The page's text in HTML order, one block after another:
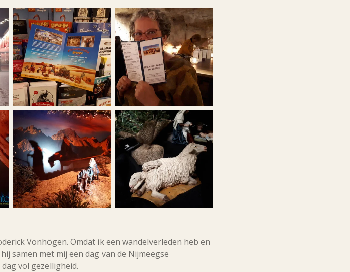
Vonhögen. Omdat ik een wandelverleden heb en
samen met mij een dag van de Nijmeegse
vol gezelligheid.